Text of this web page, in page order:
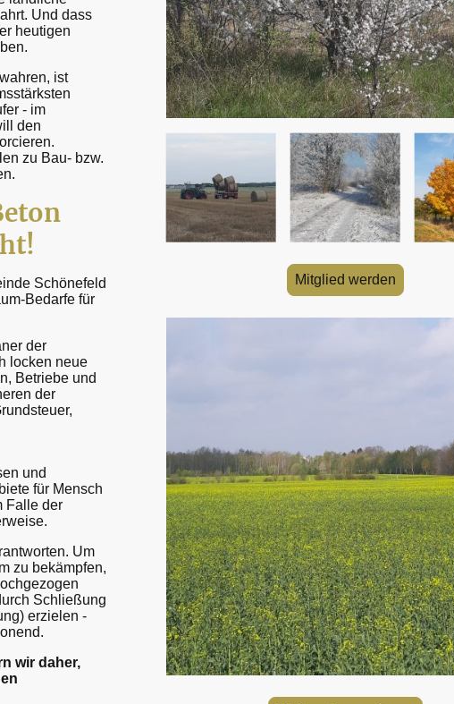
Und dass
heutigen
ist
- im
den
zu Bau- bzw.
Schönefeld
Bedarfe für
der
locken neue
Betriebe und
der
und
für Mensch
Falle der
Um
zu bekämpfen,
Schließung
erzielen -
wir daher,
Mitglied werden